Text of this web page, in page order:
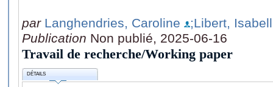
par Langhendries, Caroline
;Libert,
Publication Non publié, 2025-06-16
Travail de recherche/Working paper
DÉTAILS